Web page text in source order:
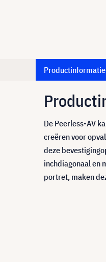
Productinformatie
De Peerless-AV
creëren voor
deze
inchdiagonaal en
portret, maken